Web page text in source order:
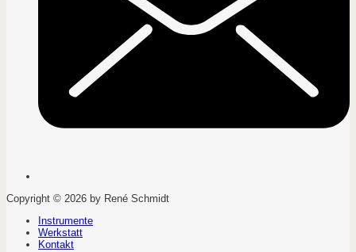
Copyright © 2026 by René Schmidt
Instrumente
Werkstatt
Kontakt